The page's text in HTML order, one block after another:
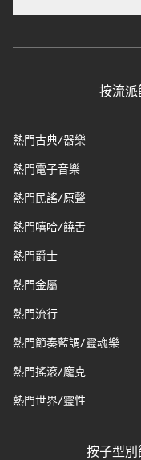
按流
熱門古典/器樂
熱門電子音樂
熱門民謠/原聲
熱門嘻哈/饒舌
熱門爵士
熱門金屬
熱門流行
熱門節奏藍調/靈魂樂
熱門搖滾/龐克
熱門世界/靈性
按子型